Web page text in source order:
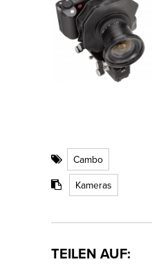
Cambo
Kameras
TEILEN AUF: